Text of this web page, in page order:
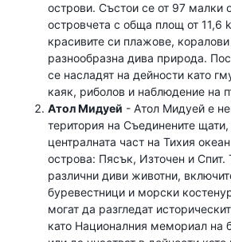
острови. Състои се от 97 малки
островчета с обща площ от 11,6
красивите си плажове,
разнообразна дива природа.
се насладят на дейности като
каяк, риболов и наблюдение на
Атол Мидуей - Атол Мидуей е
територия на Съединените
централната част на Тихия
острова: Пясък, Източен и Спит.
различни диви животни,
буревестници и морски
могат да разгледат
като Националния мемориал на